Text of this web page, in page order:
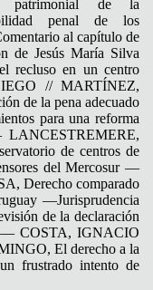
patrimonial de la
penal de los
al capítulo de
de Jesús María Silva
recluso en un centro
// MARTÍNEZ,
de la pena adecuado
para una reforma
LANCESTREMERE,
de centros de
del Mercosur —
Derecho comparado
—Jurisprudencia
de la declaración
— COSTA, IGNACIO
El derecho a la
frustrado intento de